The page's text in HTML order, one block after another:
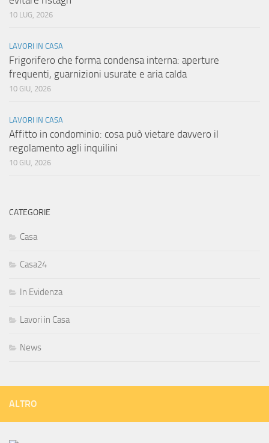
10 LUG, 2026
LAVORI IN CASA
Frigorifero che forma condensa interna: aperture
frequenti, guarnizioni usurate e aria calda
10 GIU, 2026
LAVORI IN CASA
Affitto in condominio: cosa può vietare davvero il
regolamento agli inquilini
10 GIU, 2026
CATEGORIE
Casa
Casa24
In Evidenza
Lavori in Casa
News
ALTRO